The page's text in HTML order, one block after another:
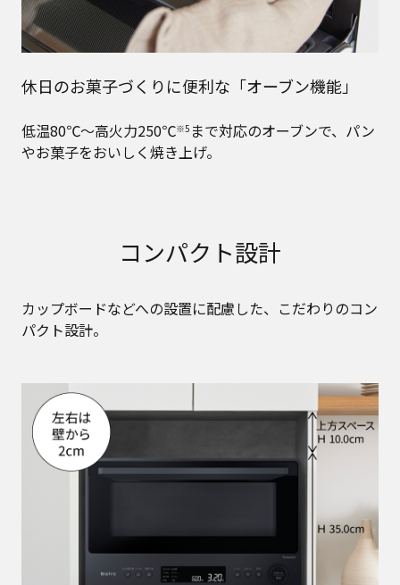
休日のお菓子づくりに便利な「オーブン機能」
低温80℃～高火力250℃※5 まで対応のオーブンで、パン
やお菓子をおいしく焼き上げ。
コンパクト設計
カップボードなどへの設置に配慮した、こだわりのコン
パクト設計。